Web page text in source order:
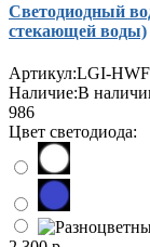
Светодиодный
стекающей воды)
Артикул:LGI-
Наличие:В
986
Цвет светодиода: